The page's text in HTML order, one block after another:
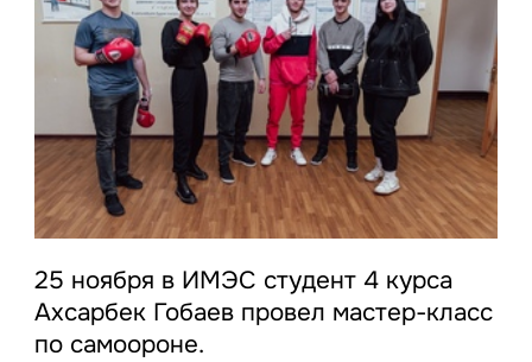
25 ноября в ИМЭС студент 4 курса
Ахсарбек Гобаев провел мастер-класс
по самоороне.